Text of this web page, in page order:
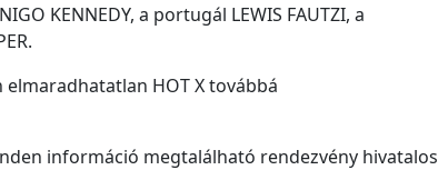
KENNEDY, a portugál LEWIS FAUTZI, a
elmaradhatatlan HOT X továbbá
információ megtalálható rendezvény hivatalos